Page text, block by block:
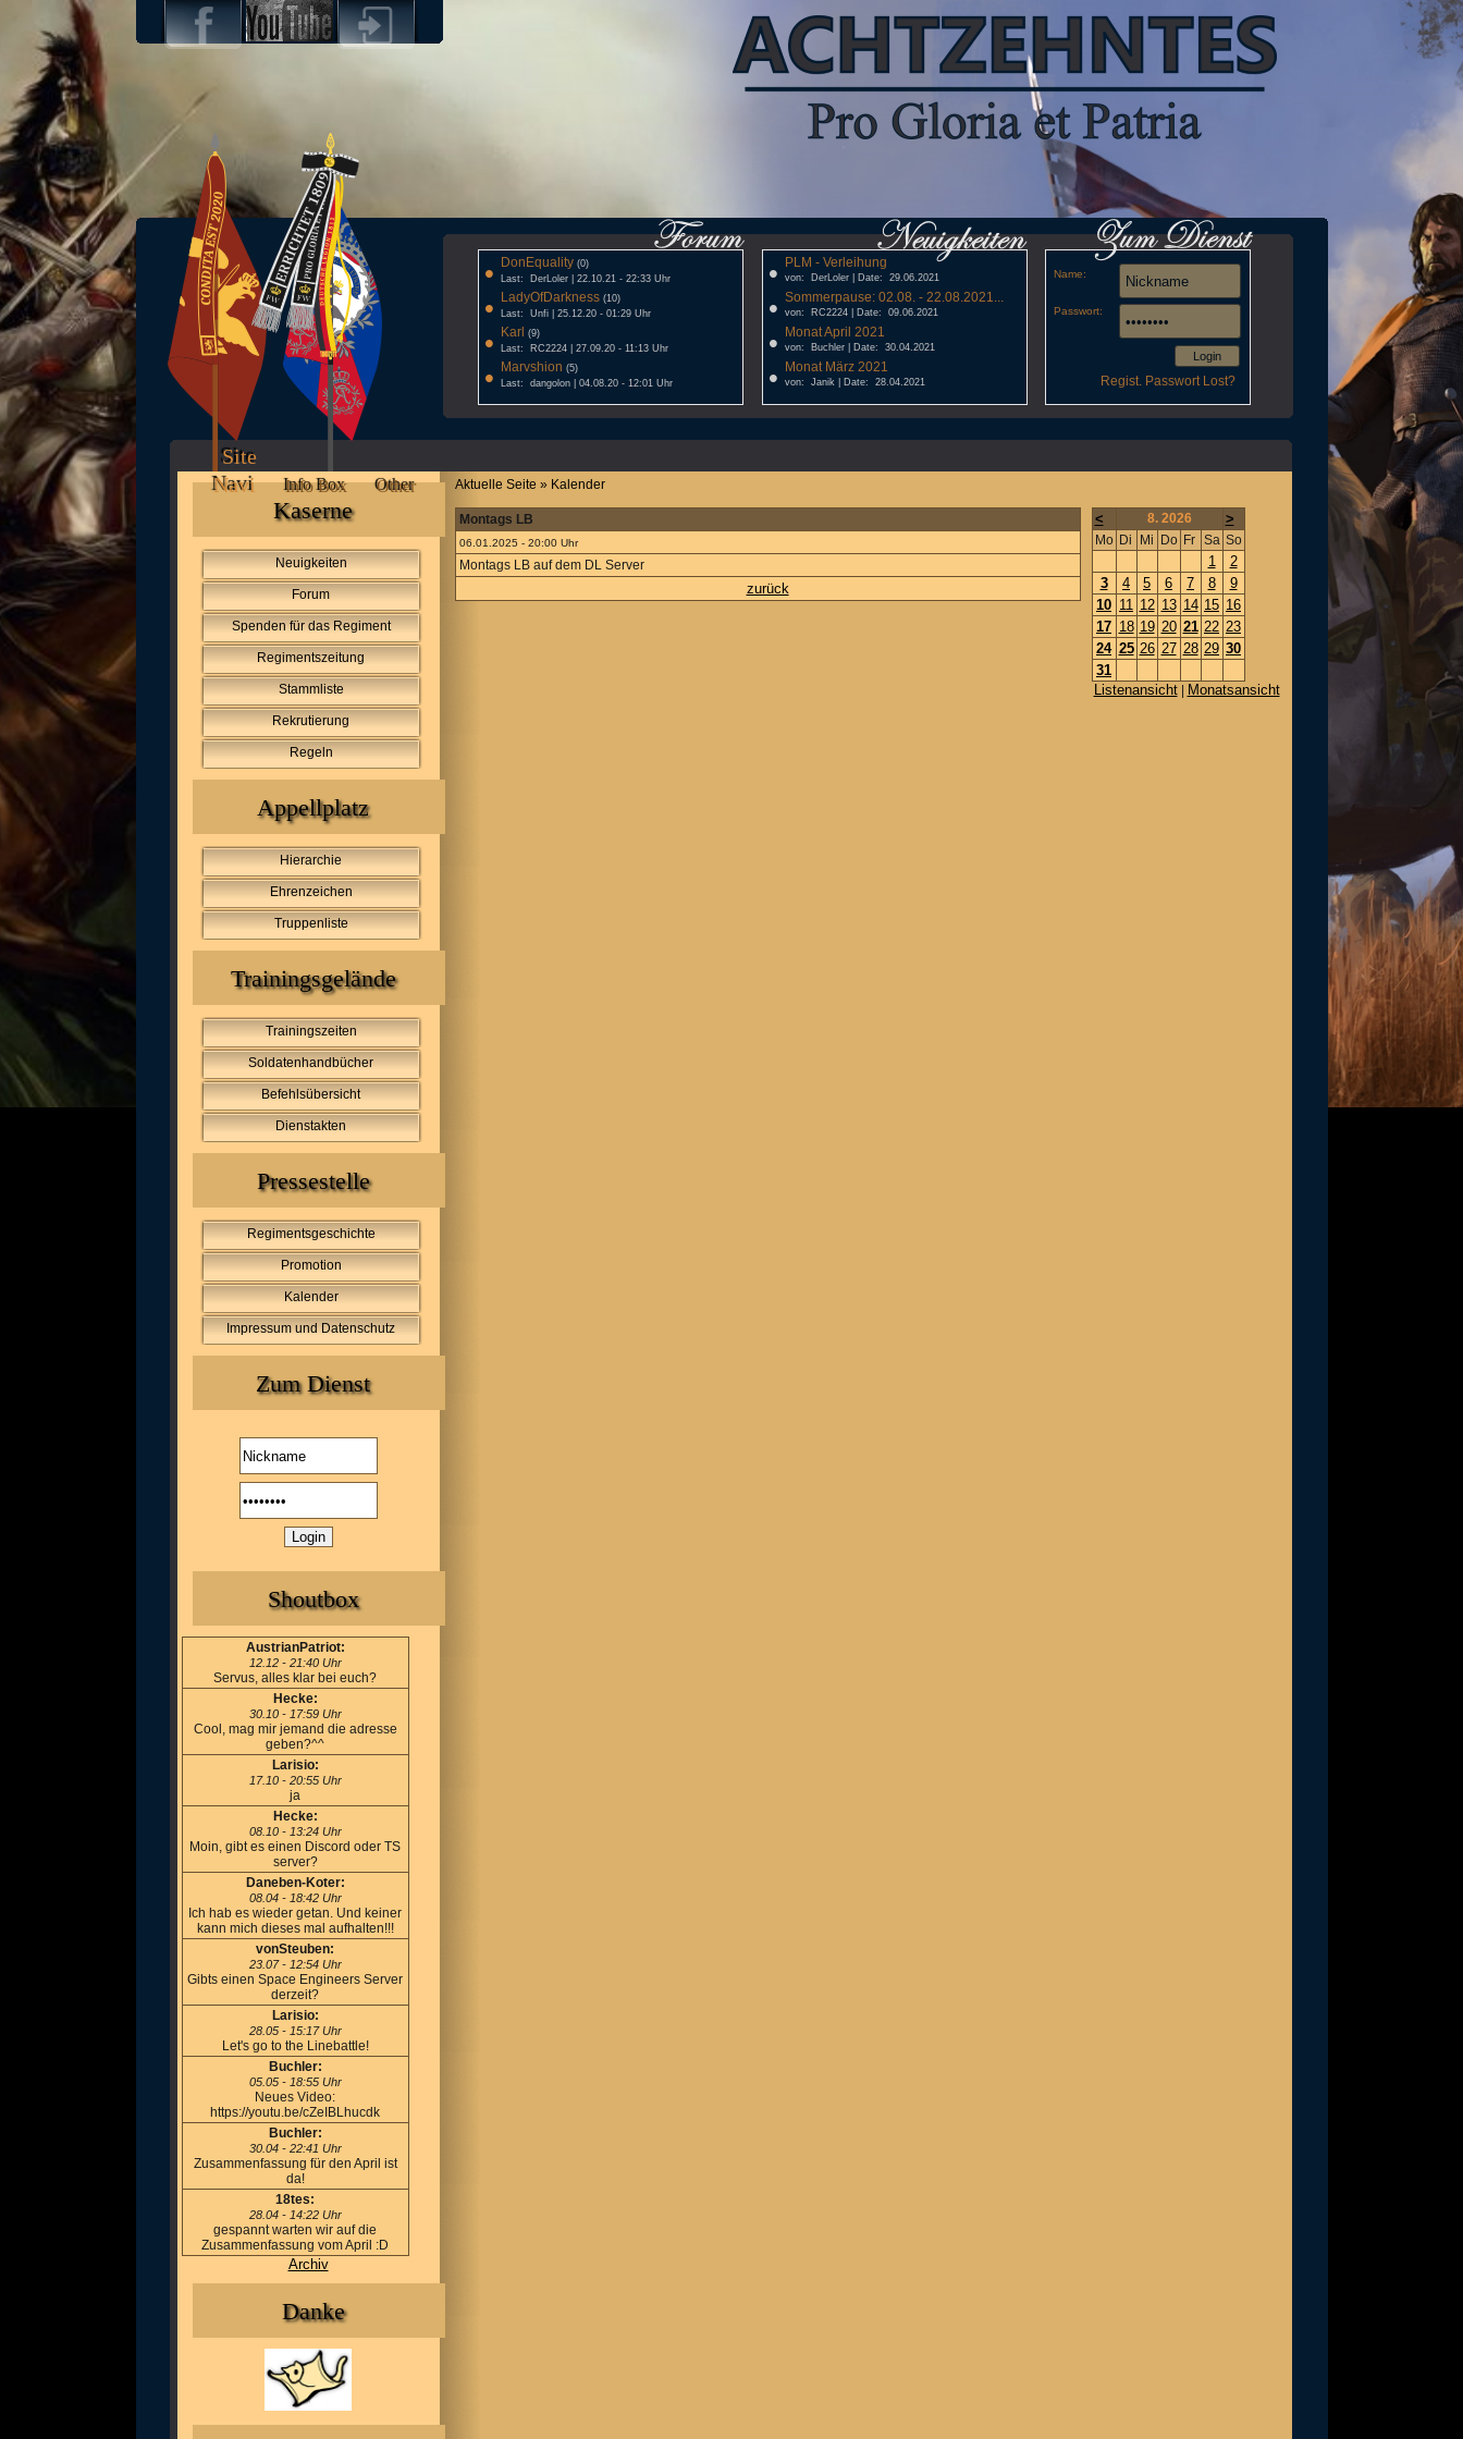
• DonEquality(0)
Last: DerLoler | 22.10.21 - 22:33 Uhr
• LadyOfDarkness(10)
Last: Unfi | 25.12.20 - 01:29 Uhr
• Karl (9)
Last: RC2224 | 27.09.20 - 11:13 Uhr
• Marvshion (5)
Last: dangolon | 04.08.20 - 12:01 Uhr
• PLM - Verleihung
von: DerLoler | Date: 29.06.2021
• Sommerpause: 02.08. - 22.08.2021...
von: RC2224 | Date: 09.06.2021
• Monat April 2021
von: Buchler | Date: 30.04.2021
• Monat März 2021
von: Janik | Date: 28.04.2021
Name:
Passwort:
Login
Regist. Passwort Lost?
Site
Navi
Info Box Other
Kaserne
Neuigkeiten
Forum
Spenden für das Regiment
Regimentszeitung
Stammliste
Rekrutierung
Regeln
Appellplatz
Hierarchie
Ehrenzeichen
Truppenliste
Trainingsgelände
Trainingszeiten
Soldatenhandbücher
Befehlsübersicht
Dienstakten
Pressestelle
Regimentsgeschichte
Promotion
Kalender
Impressum und Datenschutz
Zum Dienst
Shoutbox
AustrianPatriot:
12.12 - 21:40 Uhr
Servus, alles klar bei euch?
Hecke:
30.10 - 17:59 Uhr
Cool, mag mir jemand die adresse
geben?^^
Larisio:
17.10 - 20:55 Uhr
ja
Hecke:
08.10 - 13:24 Uhr
Moin, gibt es einen Discord oder TS
server?
Daneben-Koter:
08.04 - 18:42 Uhr
Ich hab es wieder getan. Und keiner
kann mich dieses mal aufhalten!!!
vonSteuben:
23.07 - 12:54 Uhr
Gibts einen Space Engineers Server
derzeit?
Larisio:
28.05 - 15:17 Uhr
Let's go to the Linebattle!
Buchler:
05.05 - 18:55 Uhr
Neues Video:
https://youtu.be/cZeIBLhucdk
Buchler:
30.04 - 22:41 Uhr
Zusammenfassung für den April ist
da!
18tes:
28.04 - 14:22 Uhr
gespannt warten wir auf die
Zusammenfassung vom April :D
Archiv
Danke
Aktuelle Seite » Kalender
Montags LB
06.01.2025 - 20:00 Uhr
Montags LB auf dem DL Server
zurück
< 8. 2026 >
Mo Di Mi Do Fr Sa So
1
2
3
4 5 6 7 8
9
10 11 12 13 14 15 16
17 18 19 20 21 22 23
24 25 26 27 28 29 30
31
Listenansicht| Monatsansicht